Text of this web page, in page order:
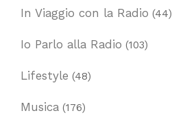
In Viaggio con la Radio (44)
Io Parlo alla Radio (103)
Lifestyle (48)
Musica (176)